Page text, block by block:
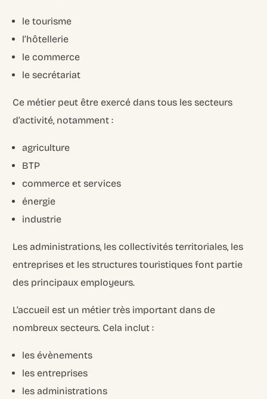
le tourisme
l’hôtellerie
le commerce
le secrétariat
Ce métier peut être exercé dans tous les secteurs
d’activité, notamment :
agriculture
BTP
commerce et services
énergie
industrie
Les administrations, les collectivités territoriales, les
entreprises et les structures touristiques font partie
des principaux employeurs.
L’accueil est un métier très important dans de
nombreux secteurs. Cela inclut :
les évènements
les entreprises
les administrations